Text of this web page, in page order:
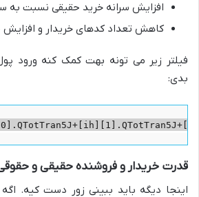
افزایش سرانه خرید حقیقی نسبت به
کاهش تعداد کدهای خریدار و
فیلتر زیر می تونه بهت کمک کنه ورود
بدی:
قدرت خریدار و فروشنده حقیقی و
اینجا دیگه باید ببینی زور دست کیه.